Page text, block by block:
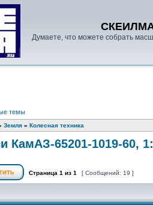
Думаете, что можете собрать
темы
Земля » Колесная техника
КамАЗ-65201-1019-60,
Страница 1 из 1 [ Сообщений: 19 ]